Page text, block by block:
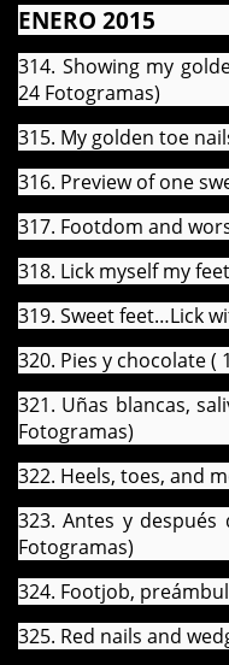
ENERO 2015
314. Showing my
24 Fotogramas)
315. My golden toe
316. Preview of one
317. Footdom and
318. Lick myself my
319. Sweet feet…Lick
320. Pies y chocolate (
321. Uñas blancas,
Fotogramas)
322. Heels, toes, and
323. Antes y
Fotogramas)
324. Footjob,
325. Red nails and